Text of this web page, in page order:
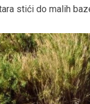
stići do malih